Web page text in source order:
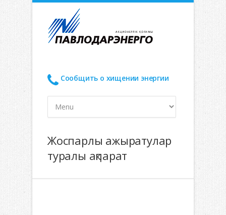
Сообщить о хищении энергии
Жоспарлы ажыратулар
туралы ақпарат